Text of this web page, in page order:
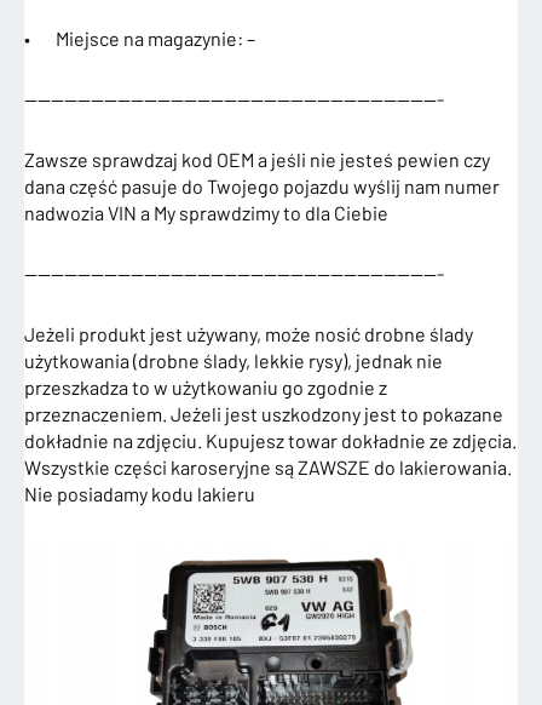
• Miejsce na magazynie: –
———————————————————————————————-
Zawsze sprawdzaj kod OEM a jeśli nie jesteś pewien czy
dana część pasuje do Twojego pojazdu wyślij nam numer
nadwozia VIN a My sprawdzimy to dla Ciebie
———————————————————————————————-
Jeżeli produkt jest używany, może nosić drobne ślady
użytkowania (drobne ślady, lekkie rysy), jednak nie
przeszkadza to w użytkowaniu go zgodnie z
przeznaczeniem. Jeżeli jest uszkodzony jest to pokazane
dokładnie na zdjęciu. Kupujesz towar dokładnie ze zdjęcia.
Wszystkie części karoseryjne są ZAWSZE do lakierowania.
Nie posiadamy kodu lakieru